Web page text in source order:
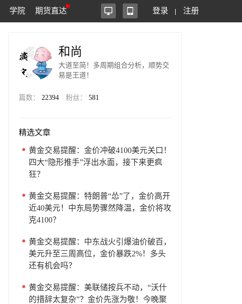
学院 期货直达 登录 注册
和尚
大道至简！多周期组合分析，顺势交
易是王道！
篇数： 22394 粉丝： 581
精选文章
黄金交易提醒：金价冲破4100美元关口！
四大“隐形推手”浮出水面，接下来更疯
狂？
黄金交易提醒：特朗普“怂”了，金价高开
近40美元！中东局势骤然降温，金价将攻
克4100？
黄金交易提醒：中东战火引爆油价破百，
美元升至三周高位，金价暴跌2%！多头
还有机会吗？
黄金交易提醒：美联储按兵不动，“沃什
的措辞太复杂”？金价先涨为敬！今晚聚